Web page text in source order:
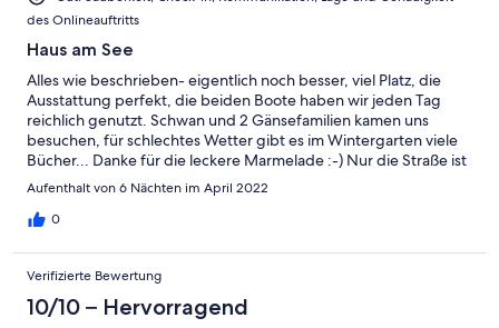
des Onlineauftritts
Haus am See
Alles wie beschrieben- eigentlich noch besser, viel Platz, die
Ausstattung perfekt, die beiden Boote haben wir jeden Tag
reichlich genutzt. Schwan und 2 Gänsefamilien kamen uns
besuchen, für schlechtes Wetter gibt es im Wintergarten viele
Bücher... Danke für die leckere Marmelade :-) Nur die Straße ist
tatsächlich stark befahren und der Lärm stört etwas in der
Aufenthalt von 6 Nächten im April 2022
0
Verifizierte Bewertung
10/10 – Hervorragend